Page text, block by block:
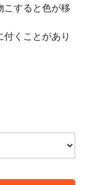
こすると色が移
付くことがあり